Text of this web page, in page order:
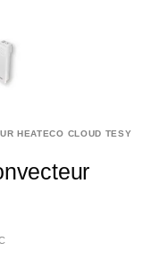
HEATECO CLOUD TESY